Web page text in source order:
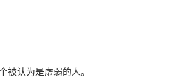
被认为是虚弱的人。